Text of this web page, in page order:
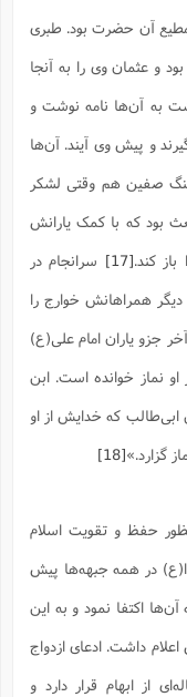
مطیع آن حضرت بود. طبری
و عثمان وى را به آنجا
به آن‌ها نامه نوشت و
و پیش وى آیند. آن‌ها
صفین هم وقتی لشکر
بود که با کمک یارانش
کند.[17]
سرانجام در
همراهانش خوارج را
جزو یاران امام علی(ع)
نماز خوانده است. ابن
که خدایش از او
گزارد.»[18]
حفظ و تقویت اسلام
در همه جبهه‌ها پیش
اکتفا نمود و به این
داشت. ادعای ازدواج
از ابهام قرار دارد و